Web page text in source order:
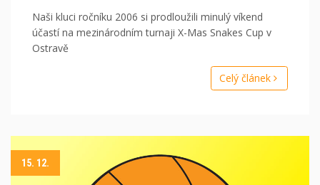
Naši kluci ročníku 2006 si prodloužili minulý víkend
účastí na mezinárodním turnaji X-Mas Snakes Cup v
Ostravě
Celý článek
15. 12.